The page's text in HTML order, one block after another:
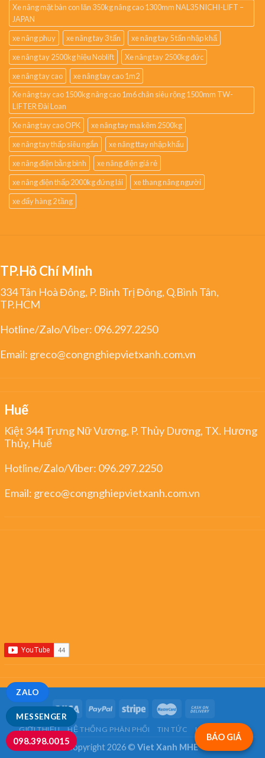
MESSENGER
ZALO
098.398.0015
Xe nâng mặt bàn con lăn 350kg nâng cao 1300mm NAL35 NICHI-LIFT –
JAPAN
xe nâng phuy
xe nâng tay 3 tấn
xe nâng tay 5 tấn nhập khẩ
xe nâng tay 2500kg hiệu Noblift
Xe nâng tay 2500kg đức
xe nâng tay cao
xe nâng tay cao 1m2
Xe nâng tay cao 1500kg nâng cao 1m6 chân siêu rộng 1500mm TW-
LIFTER Đài Loan
Xe nâng tay cao OPK
xe nâng tay mạ kẽm 2500kg
xe nâng tay thấp siêu ngắn
xe nâng ttay nhập khẩu
xe nâng điện bằng bình
xe nâng điện giá rẻ
xe nâng điện thấp 2000kg đứng lái
xe thang nâng người
xe đẩy hàng 2 tầng
TP.Hồ Chí Minh
334 Tân Hoà Đông, P. Bình Trị Đông, Q.Bình Tân,
TP.HCM
Hotline/Zalo/Viber: 096.297.2250
Email: greco@congnghiepvietxanh.com.vn
Huế
Kiệt 344 Trưng Nữ Vương, P. Thủy Dương, TX. Hương
Thủy, Huế
Hotline/Zalo/Viber: 096.297.2250
Email: greco@congnghiepvietxanh.com.vn
BÁO GIÁ
GIỚI THIỆU HỆ THỐNG PHÂN PHỐI TIN TỨC LIÊN HỆ
Copyright 2026 © Viet Xanh MHE